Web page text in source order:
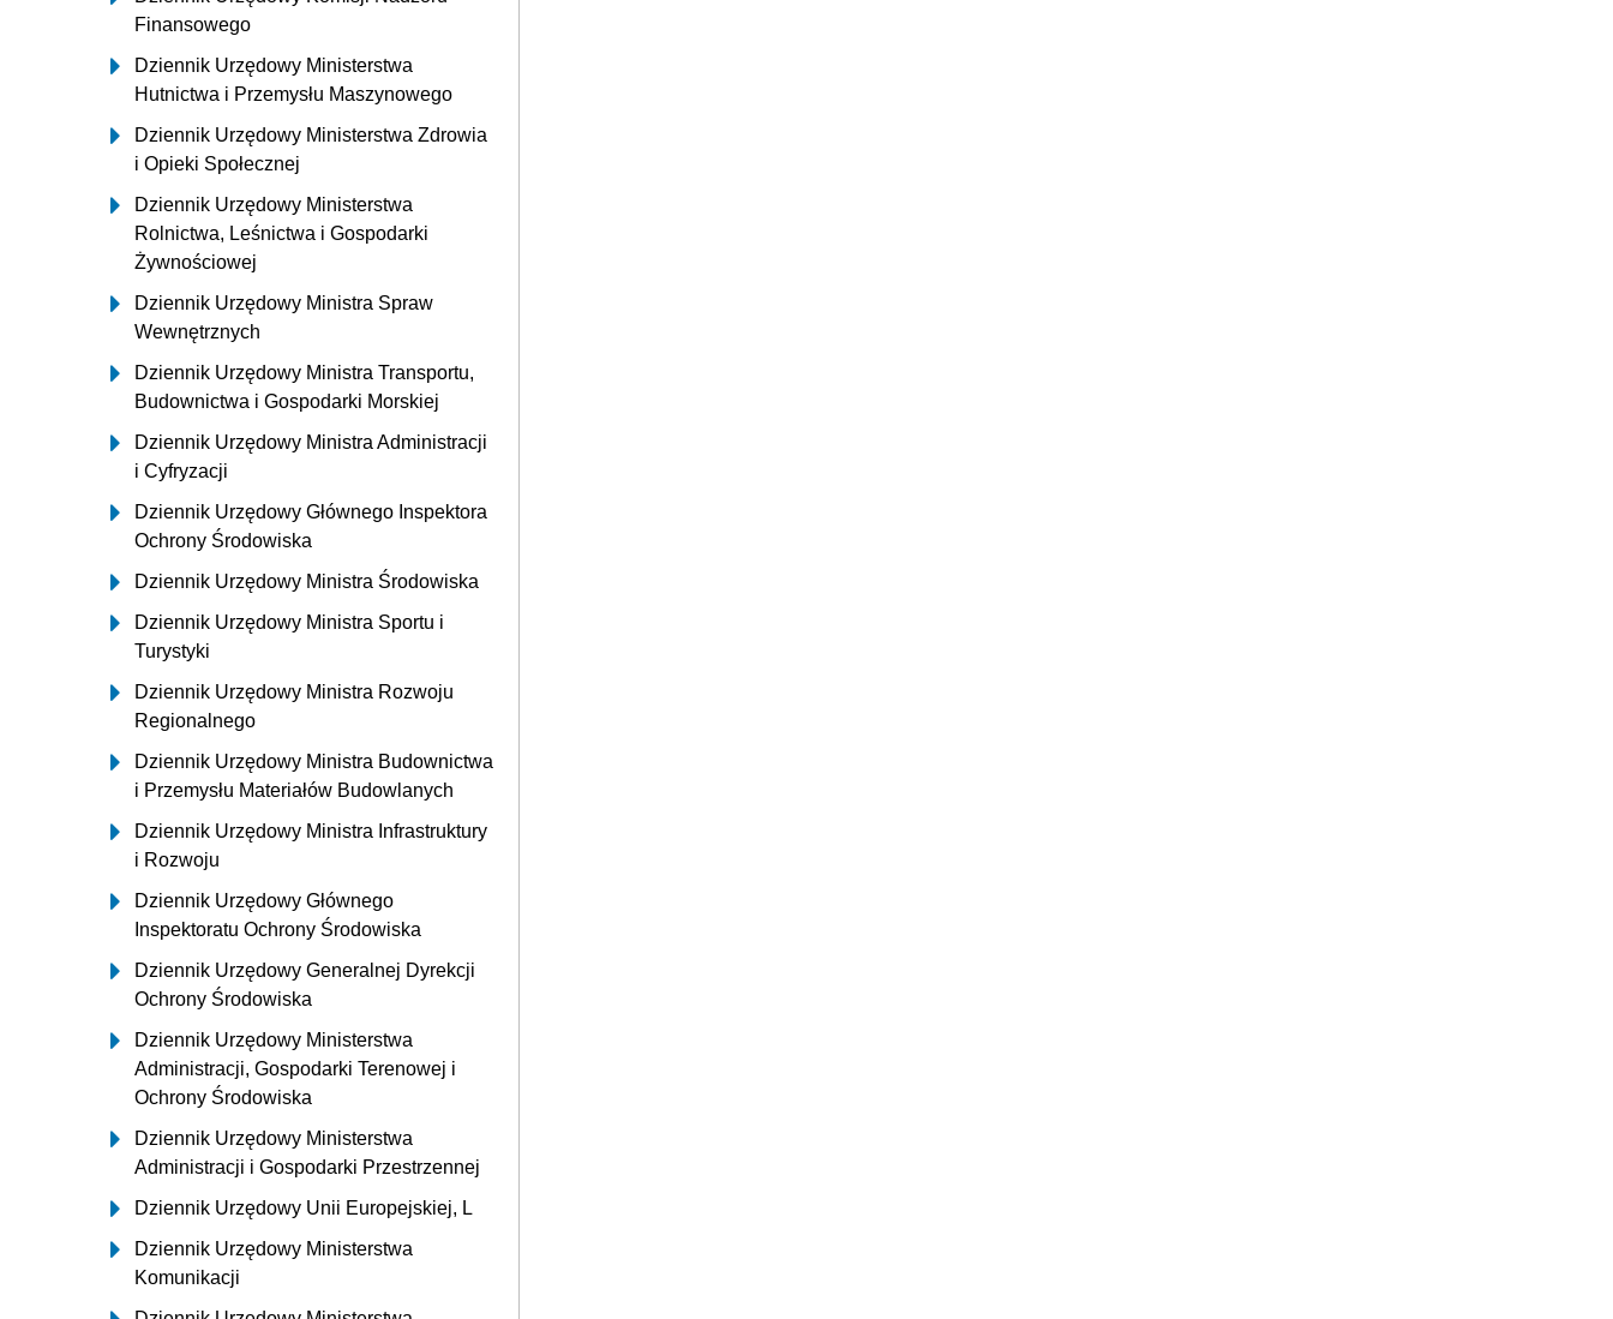
Finansowego
Dziennik Urzędowy Ministerstwa
Hutnictwa i Przemysłu Maszynowego
Dziennik Urzędowy Ministerstwa Zdrowia
i Opieki Społecznej
Dziennik Urzędowy Ministerstwa
Rolnictwa, Leśnictwa i Gospodarki
Żywnościowej
Dziennik Urzędowy Ministra Spraw
Wewnętrznych
Dziennik Urzędowy Ministra Transportu,
Budownictwa i Gospodarki Morskiej
Dziennik Urzędowy Ministra Administracji
i Cyfryzacji
Dziennik Urzędowy Głównego Inspektora
Ochrony Środowiska
Dziennik Urzędowy Ministra Środowiska
Dziennik Urzędowy Ministra Sportu i
Turystyki
Dziennik Urzędowy Ministra Rozwoju
Regionalnego
Dziennik Urzędowy Ministra Budownictwa
i Przemysłu Materiałów Budowlanych
Dziennik Urzędowy Ministra Infrastruktury
i Rozwoju
Dziennik Urzędowy Głównego
Inspektoratu Ochrony Środowiska
Dziennik Urzędowy Generalnej Dyrekcji
Ochrony Środowiska
Dziennik Urzędowy Ministerstwa
Administracji, Gospodarki Terenowej i
Ochrony Środowiska
Dziennik Urzędowy Ministerstwa
Administracji i Gospodarki Przestrzennej
Dziennik Urzędowy Unii Europejskiej, L
Dziennik Urzędowy Ministerstwa
Komunikacji